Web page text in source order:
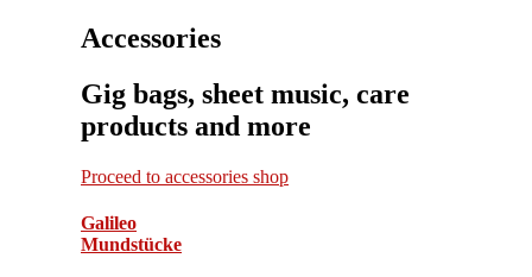
Accessories
Gig bags, sheet music, care
products and more
Proceed to accessories shop
Galileo
Mundstücke